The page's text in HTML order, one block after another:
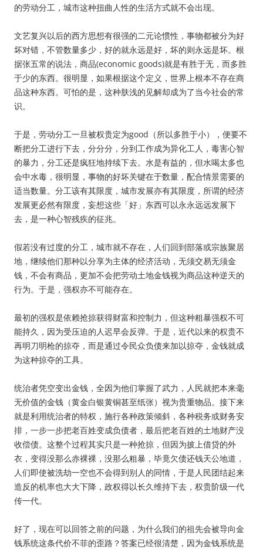
的劳动分工，城市这种扭曲人性的生活方式就不会出现。
文艺复兴以后的西方思想有很强的二元论惯性，事物都被分为好
坏对错，不管数量多少，好的就永远是好，坏的则永远是坏。根
据张五常的说法，商品(economic goods)就是有胜于无，而多胜
于少的东西。很明显，如果根据这个定义，世界上根本不存在商
品这种东西。可怕的是，这种肤浅的见解却成为了当今社会的常
识。
于是，劳动分工一旦被权贵定为good（所以多胜于小），便要不
断把分工进行下去，分分分，分到工作成为异化工人，毒害心智
的暴力，分工还是疯狂地持续下去。水是有益的，但水喝太多也
会中水毒，很明显，事物的好坏关键在于数量，配合情景需要的
适当数量。分工该有其限度，城市发展亦有其限度，所谓的经济
发展更必然有限度，妄想这些「好」东西可以永永远远发展下
去，是一种心智残疾的征兆。
假若没有过度的分工，城市就不存在，人们回到部落或宗族聚居
地，继续他们那种以分享为主体的经济活动，无须交易无须金
钱，不会有商品，更加不会把劳动土地金钱视为商品这种逆天的
行为。于是，强权亦不可能存在。
最初的强权是依赖抢掠获得财富和控制力，但这种粗暴强权不可
能持久，因为受压迫的人迟早会反弹。于是，近代以来的权贵不
再明刀明枪的掠夺，而是通过令民众负债来加以掠夺，金钱就成
为这种掠夺的工具。
统治者凭空变出金钱，全因为他们掌握了武力，人民就把本来毫
无价值的金钱（黄金白银黄铜甚至纸张）视为贵重物品。接下来
就是利用统治者的特权，施行各种政策倾斜，各种税务或财务安
排，一步一步把老百姓变成负债者，最后把老百姓的土地财产没
收偿债。这整个过程其实只是一种抢掠，但因为披上借贷的外
衣，变得没那么赤裸裸，没那么粗暴，毕竟欠债还钱天公地道，
人们即使被洗劫一空也不会得到别人的同情，于是人民团结起来
造反的机率也大大下降，政权得以长久维持下去，权贵阶级一代
传一代。
好了，现在可以回答之前的问题，为什么我们的祖先会被导向金
钱系统这条代价不菲的歪路？答案已经很清楚，因为金钱系统是